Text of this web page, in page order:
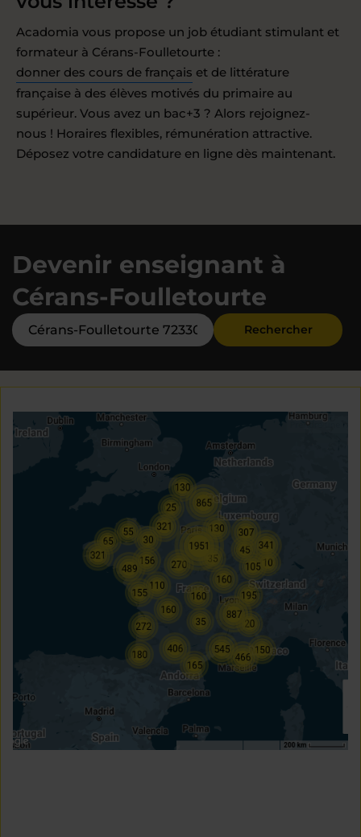
Acadomia vous propose un job étudiant stimulant et
formateur à Cérans-Foulletourte :
donner des cours de français et de littérature
française à des élèves motivés du primaire au
supérieur. Vous avez un bac+3 ? Alors rejoignez-
nous ! Horaires flexibles, rémunération attractive.
Déposez votre candidature en ligne dès maintenant.
Devenir enseignant à
Cérans-Foulletourte
Rechercher